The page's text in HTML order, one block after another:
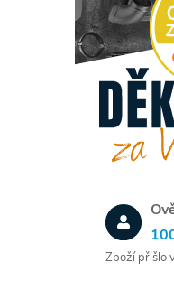
Zboží přišlo